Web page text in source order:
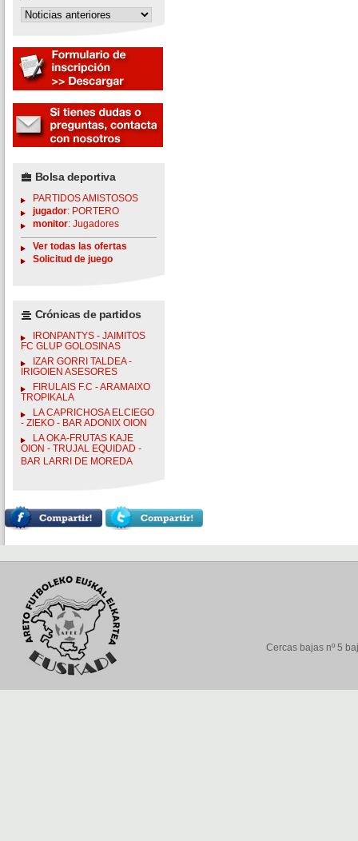
Bolsa deportiva
PARTIDOS AMISTOSOS
jugador: PORTERO
monitor: Jugadores
Ver todas las ofertas
Solicitud de juego
Crónicas de partidos
IRONPANTYS - JAIMITOS
FC GLUP GOLOSINAS
IZAR GORRI TALDEA -
IRIGOIEN ASESORES
FIRULAIS F.C - ARAMAIXO
TROPIKALA
LA CAPRICHOSA ELCIEGO
- ZIEKO - BAR ADONIX OION
LA OKA-FRUTAS KAJE
OION - TRUJAL EQUIDAD -
BAR LARRI DE MOREDA
Cercas bajas nº 5